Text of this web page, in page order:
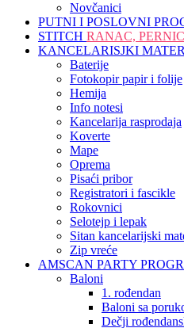
Novčanici
PUTNI I POSLOVNI
STITCH RANAC,
KANCELARISJKI
Baterije
Fotokopir papir i folije
Hemija
Info notesi
Kancelarija rasprodaja
Koverte
Mape
Oprema
Pisaći pribor
Registratori i fascikle
Rokovnici
Selotejp i lepak
Sitan kancelarijski
Zip vreće
AMSCAN PARTY
Baloni
1. rođendan
Baloni sa
Dečji